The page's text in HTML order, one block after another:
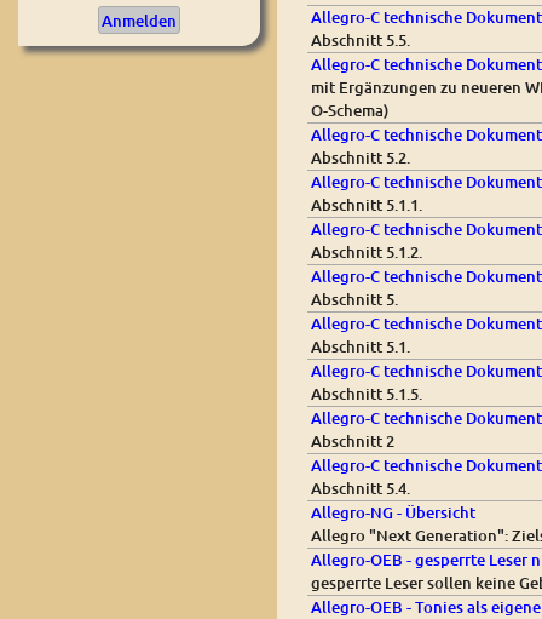
Allegro-C technische
Abschnitt 5.5.
Allegro-C technische
mit Ergänzungen zu neueren
O-Schema)
Allegro-C technische
Abschnitt 5.2.
Allegro-C technische
Abschnitt 5.1.1.
Allegro-C technische
Abschnitt 5.1.2.
Allegro-C technische
Abschnitt 5.
Allegro-C technische
Abschnitt 5.1.
Allegro-C technische
Abschnitt 5.1.5.
Allegro-C technische
Abschnitt 2
Allegro-C technische
Abschnitt 5.4.
Allegro-NG - Übersicht
Allegro "Next Generation":
Allegro-OEB - gesperrte Leser
gesperrte Leser sollen keine
Allegro-OEB - Tonies als